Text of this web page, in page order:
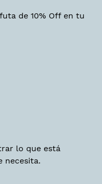
de 10% Off en tu
lo que está
necesita.